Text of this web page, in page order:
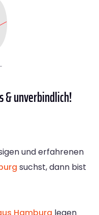
& unverbindlich!
und erfahrenen
suchst, dann bist